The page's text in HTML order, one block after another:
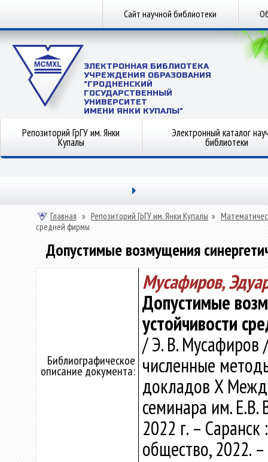
Сайт научной библиотеки
ЭЛЕКТРОННАЯ БИБЛИОТЕКА
УЧРЕЖДЕНИЯ ОБРАЗОВАНИЯ
"ГРОДНЕНСКИЙ
ГОСУДАРСТВЕННЫЙ
УНИВЕРСИТЕТ
ИМЕНИ ЯНКИ КУПАЛЫ"
Репозиторий ГрГУ им. Янки
Купалы
Электронный каталог
библиотеки
Главная » Репозиторий ГрГУ им. Янки Купалы »
средней фирмы
Допустимые возмущения
Библиографическое
описание документа:
Мусафиров,
Допустимые
устойчивости
/ Э. В. Мусафиров
численные
докладов X
семинара им. Е.В.
2022 г. –
общество, 2022.